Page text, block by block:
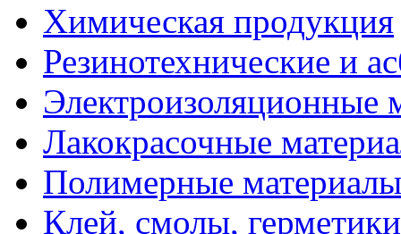
Химическая продукция
Резинотехнические и
Электроизоляционные
Лакокрасочные
Полимерные материалы
Клей, смолы, герметики